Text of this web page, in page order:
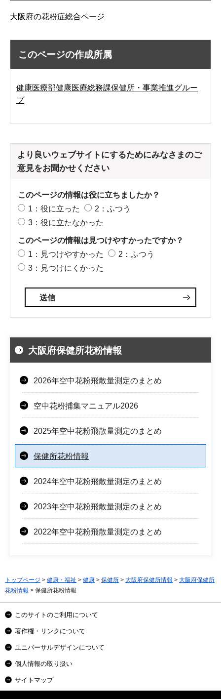
大阪府の花粉症総合ページ
このページの作成所属
健康医療部健康医療総務課保健所・事業推進グルー
プ
より良いウェブサイトにするためにみなさまのご
意見をお聞かせください
このページの情報は役に立ちましたか？
1：役に立った
2：ふつう
3：役に立たなかった
このページの情報は見つけやすかったですか？
1：見つけやすかった
2：ふつう
3：見つけにくかった
大阪府保健所花粉情報
2026年空中花粉飛散量測定のまとめ
空中花粉捕集マニュアル2026
2025年空中花粉飛散量測定のまとめ
保健所花粉情報
2024年空中花粉飛散量測定のまとめ
2023年空中花粉飛散量測定のまとめ
2022年空中花粉飛散量測定のまとめ
トップページ > 健康・福祉 > 健康 > 保健所 > 大阪府保健所情報 > 大阪府保健所
花粉情報 > 保健所花粉情報
このサイトのご利用について
著作権・リンクについて
ユニバーサルデザインについて
個人情報の取り扱い
サイトマップ